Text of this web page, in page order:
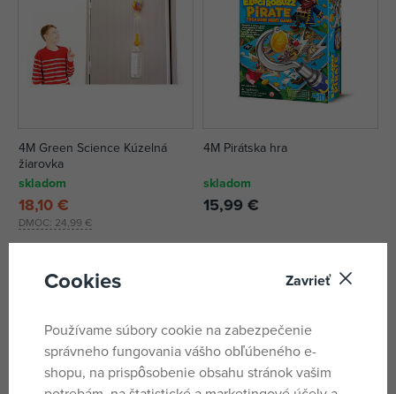
4M Green Science Kúzelná
žiarovka
skladom
DMOC: 24,99 €
18,10 €
4M Pirátska hra
skladom
15,99 €
Cookies Zavrieť
Používame súbory cookie na zabezpečenie
správneho fungovania vášho obľúbeného e-
shopu, na prispôsobenie obsahu stránok vašim